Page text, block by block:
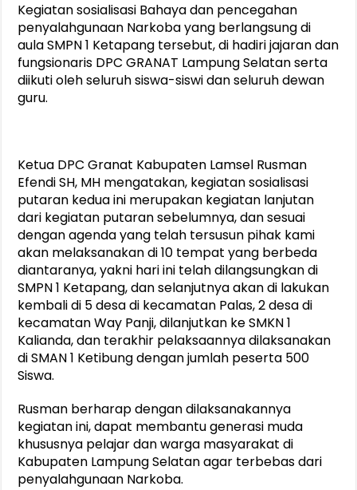
Kegiatan sosialisasi Bahaya dan pencegahan
penyalahgunaan Narkoba yang berlangsung di
aula SMPN 1 Ketapang tersebut, di hadiri jajaran dan
fungsionaris DPC GRANAT Lampung Selatan serta
diikuti oleh seluruh siswa-siswi dan seluruh dewan
guru.
Ketua DPC Granat Kabupaten Lamsel Rusman
Efendi SH, MH mengatakan, kegiatan sosialisasi
putaran kedua ini merupakan kegiatan lanjutan
dari kegiatan putaran sebelumnya, dan sesuai
dengan agenda yang telah tersusun pihak kami
akan melaksanakan di 10 tempat yang berbeda
diantaranya, yakni hari ini telah dilangsungkan di
SMPN 1 Ketapang, dan selanjutnya akan di lakukan
kembali di 5 desa di kecamatan Palas, 2 desa di
kecamatan Way Panji, dilanjutkan ke SMKN 1
Kalianda, dan terakhir pelaksaannya dilaksanakan
di SMAN 1 Ketibung dengan jumlah peserta 500
Siswa.
Rusman berharap dengan dilaksanakannya
kegiatan ini, dapat membantu generasi muda
khususnya pelajar dan warga masyarakat di
Kabupaten Lampung Selatan agar terbebas dari
penyalahgunaan Narkoba.